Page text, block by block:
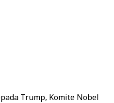
Trump, Komite Nobel